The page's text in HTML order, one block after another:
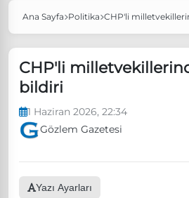
Popüler Aramalar
Özgür Özel, Ekrem
Ünlü çift bir etkinliğe daha
Boykot
Ana Sayfa Politika CHP'li
CHP'li
bildiri
1 Haziran 2026, 22:34
Gözlem Gazetesi
Yazı Ayarları